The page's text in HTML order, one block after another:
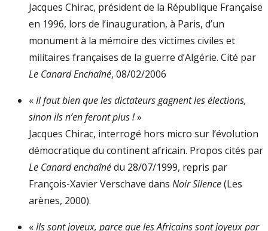
Jacques Chirac, président de la République Française
en 1996, lors de l’inauguration, à Paris, d’un
monument à la mémoire des victimes civiles et
militaires françaises de la guerre d’Algérie. Cité par
Le Canard Enchaîné, 08/02/2006
«Il faut bien que les dictateurs gagnent les élections,
sinon ils n’en feront plus !»
Jacques Chirac, interrogé hors micro sur l’évolution
démocratique du continent africain. Propos cités par
Le Canard enchaînédu 28/07/1999, repris par
François-Xavier Verschave dans Noir Silence(Les
arènes, 2000).
«Ils sont joyeux, parce que les Africains sont joyeux par